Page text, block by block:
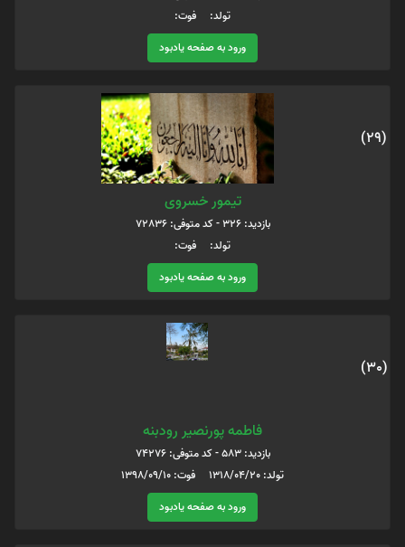
تولد: فوت:
ورود به صفحه یادبود
(29)
تیمور خسروی
بازدید: 326 - کد متوفی: 72836
تولد: فوت:
ورود به صفحه یادبود
(30)
فاطمه پورنصیر رودبنه
بازدید: 583 - کد متوفی: 74276
تولد: 1318/04/20 فوت: 1398/09/10
ورود به صفحه یادبود